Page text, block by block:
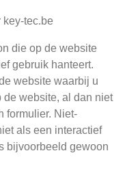
tec.be
die op de website
gebruik hanteert.
website waarbij u
website, al dan niet
formulier. Niet-
als een interactief
bijvoorbeeld gewoon